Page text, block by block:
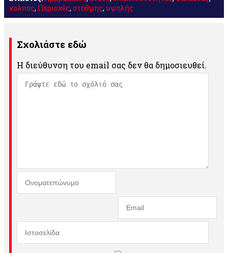
κόλπος, Περιοχές, στάθμης, υψηλής
Σχολιάστε εδώ
Η διεύθυνση του email σας δεν θα δημοσιευθεί.